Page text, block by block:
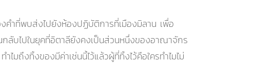
คำที่พบส่งไปยังห้องปฏิบัติการที่เมืองมิลาน เพื่อ
ลับไปในยุคที่อิตาลียังคงเป็นส่วนหนึ่งของอาณาจักร
มถึงทิ้งของมีค่าเช่นนี้ไว้แล้วผู้ที่ทิ้งไว้คือใครทำไมไม่